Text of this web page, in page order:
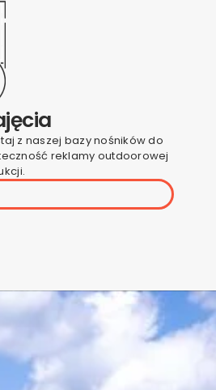
z naszej bazy nośników do
reklamy outdoorowej